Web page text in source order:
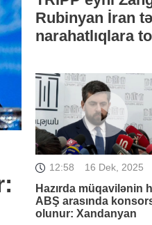
Rubinyan İran
narahatlıqlara
12:58 16 Dek, 2025
Hazırda müqavilənin
ABŞ arasında
olunur: Xandanyan